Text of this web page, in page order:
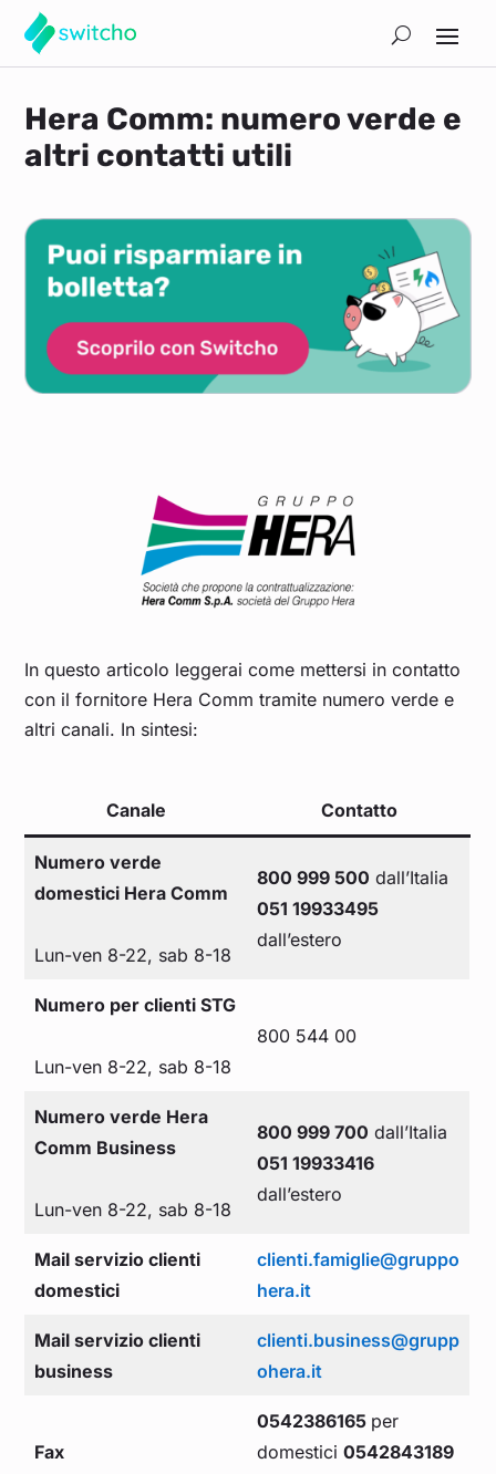
Hera Comm: numero verde e
altri contatti utili
In questo articolo leggerai come mettersi in contatto
con il fornitore Hera Comm tramite numero verde e
altri canali. In sintesi:
Canale Contatto
Numero verde
domestici Hera Comm
Lun-ven 8-22, sab 8-18
800 999 500 dall’Italia
051 19933495
dall’estero
Numero per clienti STG
Lun-ven 8-22, sab 8-18
800 544 00
Numero verde Hera
Comm Business
Lun-ven 8-22, sab 8-18
800 999 700 dall’Italia
051 19933416
dall’estero
Mail servizio clienti
domestici
clienti.famiglie@gruppo
hera.it
Mail servizio clienti
business
clienti.business@grupp
ohera.it
Fax
0542386165 per
domestici0542843189